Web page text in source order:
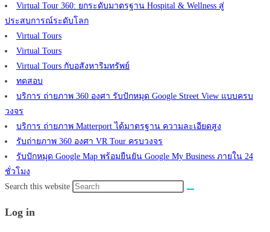
Virtual Tour 360: ยกระดับมาตรฐาน Hospital & Wellness สู่
ประสบการณ์ระดับโลก
Virtual Tours
Virtual Tours
Virtual Tours กับอสังหาริมทรัพย์
ทดสอบ
บริการ ถ่ายภาพ 360 องศา รับปักหมุด Google Street View แบบครบ
วงจร
บริการ ถ่ายภาพ Matterport ได้มาตรฐาน ความละเอียดสูง
รับถ่ายภาพ 360 องศา VR Tour ครบวงจร
รับปักหมุด Google Map พร้อมยืนยัน Google My Business ภายใน 24
ชั่วโมง
Search this website
Log in